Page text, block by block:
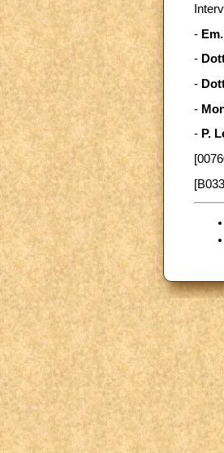
-
-
-
-
- P.